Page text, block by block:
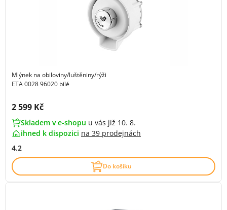
Mlýnek na obiloviny/luštěniny/rýži
ETA 0028 96020 bílé
Cena s DPH:
2 599 Kč
Skladem v e-shopu u vás již 10. 8.
ihned k dispozici na 39 prodejnách
4.2
Do košíku